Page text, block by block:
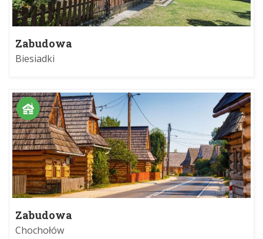
Zabudowa
Biesiadki
Zabudowa
Chochołów